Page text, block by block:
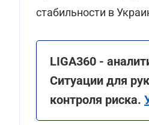
стабильности в
LIGA360 -
Ситуации для
контроля риска.